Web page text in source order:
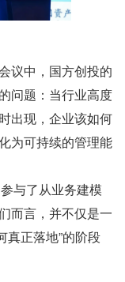
议中，国方创投的
问题：当行业高度
出现，企业该如何
为可持续的管理能
与了从业务建模
而言，并不仅是一
真正落地”的阶段